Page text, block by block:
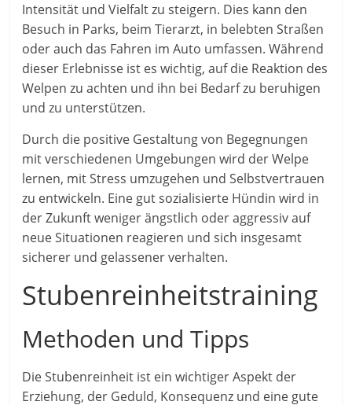
Intensität und Vielfalt zu steigern. Dies kann den
Besuch in Parks, beim Tierarzt, in belebten Straßen
oder auch das Fahren im Auto umfassen. Während
dieser Erlebnisse ist es wichtig, auf die Reaktion des
Welpen zu achten und ihn bei Bedarf zu beruhigen
und zu unterstützen.
Durch die positive Gestaltung von Begegnungen
mit verschiedenen Umgebungen wird der Welpe
lernen, mit Stress umzugehen und Selbstvertrauen
zu entwickeln. Eine gut sozialisierte Hündin wird in
der Zukunft weniger ängstlich oder aggressiv auf
neue Situationen reagieren und sich insgesamt
sicherer und gelassener verhalten.
Stubenreinheitstraining
Methoden und Tipps
Die Stubenreinheit ist ein wichtiger Aspekt der
Erziehung, der Geduld, Konsequenz und eine gute